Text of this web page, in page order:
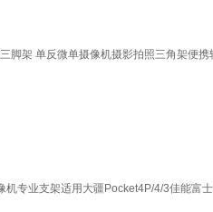
脚架 单反微单摄像机摄影拍照三角架便携
机专业支架适用大疆Pocket4P/4/3佳能富